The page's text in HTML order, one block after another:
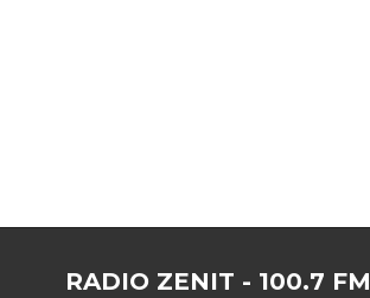
RADIO ZENIT - 100.7 FM